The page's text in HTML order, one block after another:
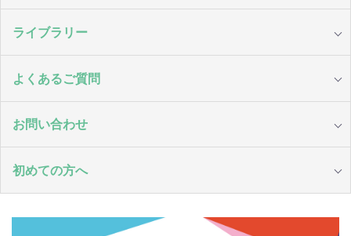
ライブラリー
よくあるご質問
お問い合わせ
初めての方へ